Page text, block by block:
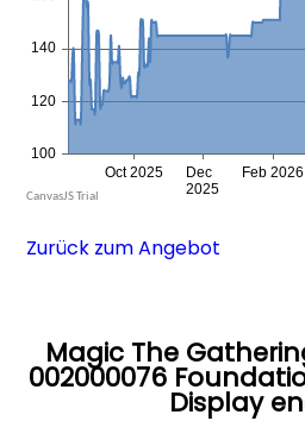
Zurück zum Angebot
Magic The
002000076
Display